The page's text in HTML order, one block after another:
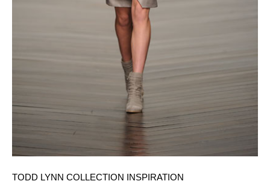
TODD LYNN COLLECTION INSPIRATION